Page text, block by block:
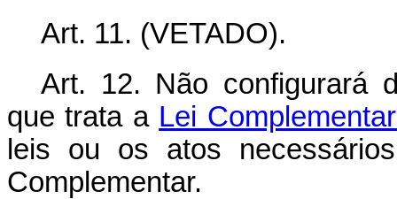
Art. 11. (VETADO).
Art. 12. Não configurará
que trata a Lei
leis ou os atos
Complementar.